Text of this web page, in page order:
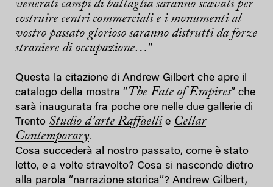
venerati campi di battaglia saranno scavati per
costruire centri commerciali e i monumenti al
vostro passato glorioso saranno distrutti da forze
straniere di occupazione…”
Questa la citazione di Andrew Gilbert che apre il
catalogo della mostra “The Fate of Empires” che
sarà inaugurata fra poche ore nelle due gallerie di
Trento Studio d’arte Raffaelli e Cellar
Contemporary.
Cosa succederà al nostro passato, come è stato
letto, e a volte stravolto? Cosa si nasconde dietro
alla parola “narrazione storica”? Andrew Gilbert,